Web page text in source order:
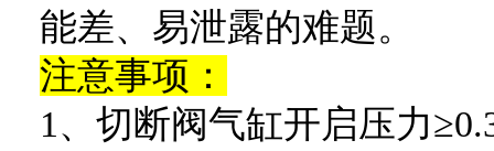
能差、易泄露的难题。
注意事项：
1、切断阀气缸开启压力